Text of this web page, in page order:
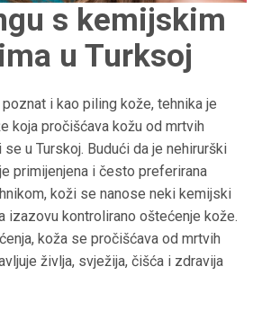
s kemijskim
u Turksoj
i kao piling kože, tehnika je
koja pročišćava kožu od mrtvih
u Turskoj. Budući da je nehirurški
primijenjena i često preferirana
koži se nanose neki kemijski
izazovu kontrolirano oštećenje kože.
koža se pročišćava od mrtvih
življa, svježija, čišća i zdravija